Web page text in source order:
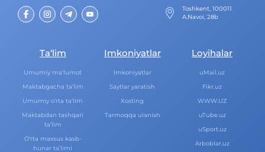
Toshkent, 100011
A.Navoi, 28b
Ta‘lim
Umumiy ma‘lumot
Maktabgacha ta‘lim
Umumiy o‘rta ta‘lim
Maktabdan tashqari
ta‘lim
O‘rta maxsus kasb-
hunar ta‘limi
Imkoniyatlar
Imkoniyatlar
Saytlar yaratish
Xosting
Tarmoqqa ulanish
Loyihalar
uMail.uz
Fikr.uz
WWW.UZ
uTube.uz
uSport.uz
Arboblar.uz